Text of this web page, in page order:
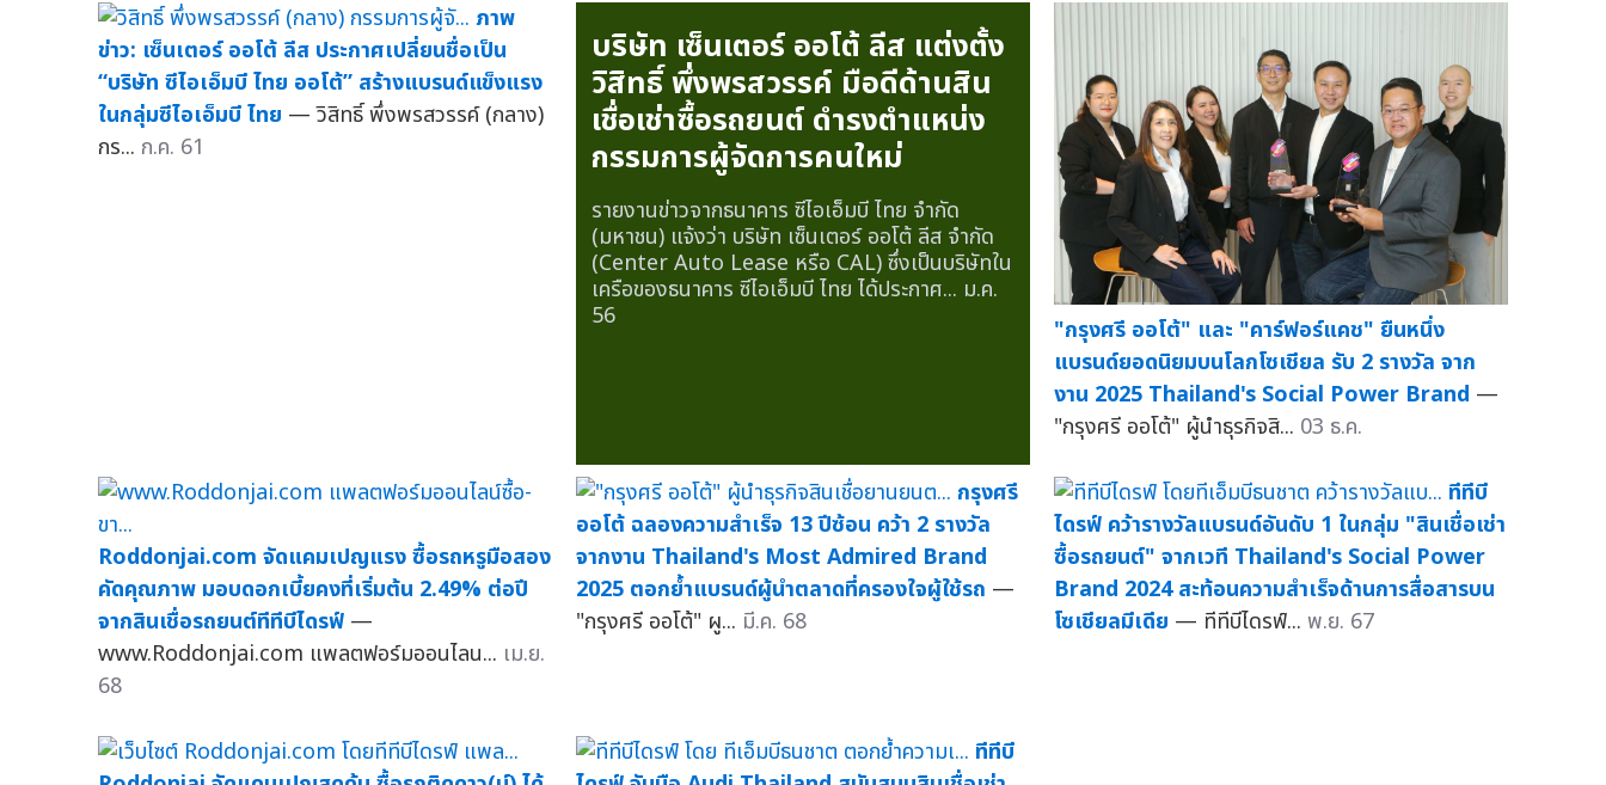
ภาพ
ข่าว: เซ็นเตอร์ ออโต้ ลีส ประกาศเปลี่ยนชื่อเป็น
“บริษัท ซีไอเอ็มบี ไทย ออโต้” สร้างแบรนด์แข็งแรง
ในกลุ่มซีไอเอ็มบี ไทย — วิสิทธิ์ พึ่งพรสวรรค์ (กลาง)
กร... ก.ค. 61
บริษัท เซ็นเตอร์ ออโต้ ลีส แต่งตั้ง
วิสิทธิ์ พึ่งพรสวรรค์ มือดีด้านสิน
เชื่อเช่าซื้อรถยนต์ ดำรงตำแหน่ง
กรรมการผู้จัดการคนใหม่
รายงานข่าวจากธนาคาร ซีไอเอ็มบี ไทย จำกัด
(มหาชน) แจ้งว่า บริษัท เซ็นเตอร์ ออโต้ ลีส จำกัด
(Center Auto Lease หรือ CAL) ซึ่งเป็นบริษัทใน
เครือของธนาคาร ซีไอเอ็มบี ไทย ได้ประกาศ... ม.ค.
56
"กรุงศรี ออโต้" และ "คาร์ฟอร์แคช" ยืนหนึ่ง
แบรนด์ยอดนิยมบนโลกโซเชียล รับ 2 รางวัล จาก
งาน 2025 Thailand's Social Power Brand —
"กรุงศรี ออโต้" ผู้นำธุรกิจสิ... 03 ธ.ค.
Roddonjai.com จัดแคมเปญแรง ซื้อรถหรูมือสอง
คัดคุณภาพ มอบดอกเบี้ยคงที่เริ่มต้น 2.49% ต่อปี
จากสินเชื่อรถยนต์ทีทีบีไดรฟ์ —
www.Roddonjai.com แพลตฟอร์มออนไลน... เม.ย.
68
กรุงศรี
ออโต้ ฉลองความสำเร็จ 13 ปีซ้อน คว้า 2 รางวัล
จากงาน Thailand's Most Admired Brand
2025 ตอกย้ำแบรนด์ผู้นำตลาดที่ครองใจผู้ใช้รถ —
"กรุงศรี ออโต้" ผู... มี.ค. 68
ทีทีบี
ไดรฟ์ คว้ารางวัลแบรนด์อันดับ 1 ในกลุ่ม "สินเชื่อเช่า
ซื้อรถยนต์" จากเวที Thailand's Social Power
Brand 2024 สะท้อนความสำเร็จด้านการสื่อสารบน
โซเชียลมีเดีย — ทีทีบีไดรฟ์... พ.ย. 67
ทีทีบี